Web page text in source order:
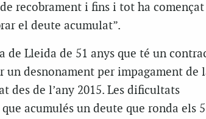
recobrament i fins i tot ha començat
el deute acumulat”.
de Lleida de 51 anys que té un
desnonament per impagament de
de l’any 2015. Les dificultats
acumulés un deute que ronda els